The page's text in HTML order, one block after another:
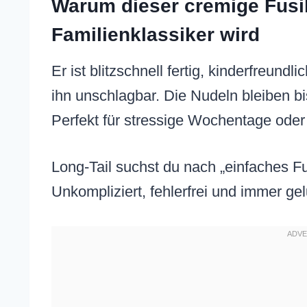
Warum dieser cremige
Familienklassiker wird
Er ist blitzschnell fertig,
ihn unschlagbar. Die Nudeln bleiben
Perfekt für stressige Wochentage
Long-Tail suchst du nach „einfaches
Unkompliziert, fehlerfrei und immer